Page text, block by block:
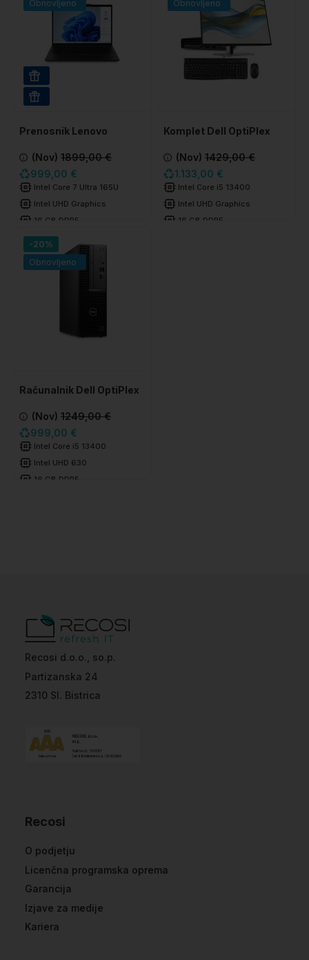
Obnovljeno
Prenosnik Lenovo
(Nov) 1899,00 €
999,00 €
Intel Core 7 Ultra 165U
Intel UHD Graphics
16 GB DDR5
256 GB SSD
Obnovljeno
Komplet Dell OptiPlex
(Nov) 1429,00 €
1.133,00 €
Intel Core i5 13400
Intel UHD Graphics
16 GB DDR5
-20%
Obnovljeno
Računalnik Dell OptiPlex
(Nov) 1249,00 €
999,00 €
Intel Core i5 13400
Intel UHD 630
16 GB DDR5
Recosi d.o.o., so.p.
Partizanska 24
2310 Sl. Bistrica
Recosi
O podjetju
Licenčna programska oprema
Garancija
Izjave za medije
Kariera